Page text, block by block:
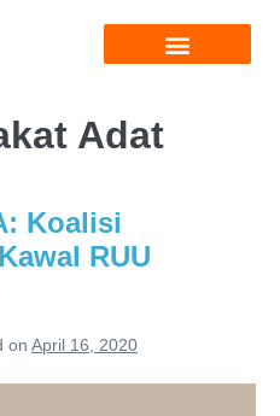
Adat
Koalisi
RUU
on April 16, 2020